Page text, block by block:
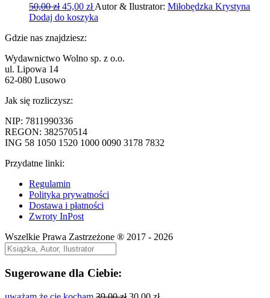
50,00zł Pierwotna
cena
50,00 zł.
45,00 złAktualna
cena
Autor & Ilustrator: Miłobędzka Krystyna
Dodaj do koszyka
Gdzie nas znajdziesz:
Wydawnictwo Wolno sp. z o.o.
ul. Lipowa 14
62-080 Lusowo
Jak się rozliczysz:
NIP: 7811990336
REGON: 382570514
ING 58 1050 1520 1000 0090 3178 7832
Przydatne linki:
Regulamin
Polityka prywatności
Dostawa i płatności
Zwroty InPost
Wszelkie Prawa Zastrzeżone ® 2017 - 2026
Sugerowane dla Ciebie:
PierwotnaAktualna